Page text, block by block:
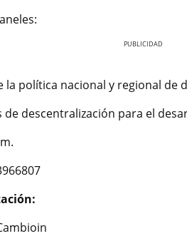
la política nacional y regional de
de descentralización para el